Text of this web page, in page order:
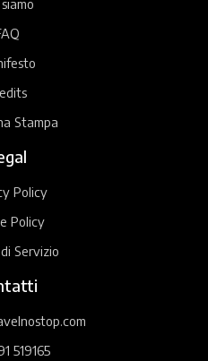
Stampa
Policy
Policy
Servizio
519165